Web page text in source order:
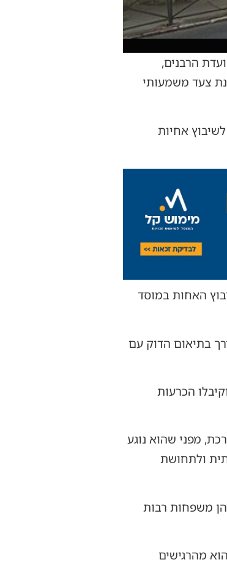
הרבנים,
צעד משמעותי
אחיות
האחות במוסד
בתיאום הדוק עם
הכרעות
מפני שהוא נוגע
ולתחושת
משפחות רבות
מהרגישים